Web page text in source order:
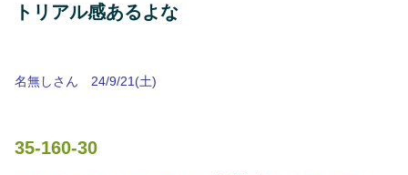
トリアル感あるよな
名無しさん 24/9/21(土)
35-160-30